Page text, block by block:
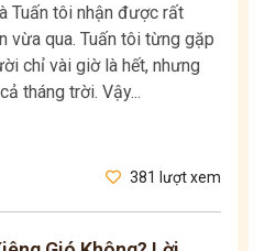
Tuấn tôi nhận được rất
vừa qua. Tuấn tôi từng gặp
chỉ vài giờ là hết, nhưng
tháng trời. Vậy...
381 lượt xem